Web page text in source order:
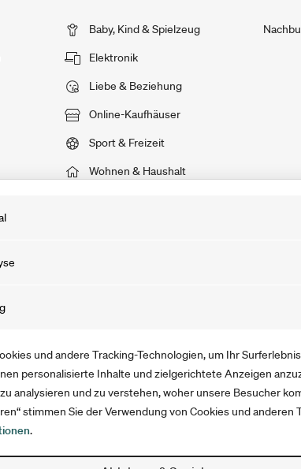
sind notwendig, damit du unsere Webseite und
auf unserer Webseite gelöscht. Du kannst sie auch
speichern Informationen, dank derer wir das Verhalten der
Marketing.
sammeln Informationen, mit denen wir unsere Webseite
auszuspielen, welche die User interessiert. Die
und für die Dauer deines Aufenthalts gespeichert.
und andere Tracking-Technologien, um Ihr
personalisierte Inhalte und zielgerichtete Anzeigen
analysieren und zu verstehen, woher unsere Besucher
stimmen Sie der Verwendung von Cookies und anderen
.
Baby, Kind & Spielzeug
Elektronik
Liebe & Beziehung
Online-Kaufhäuser
Sport & Freizeit
Wohnen & Haushalt